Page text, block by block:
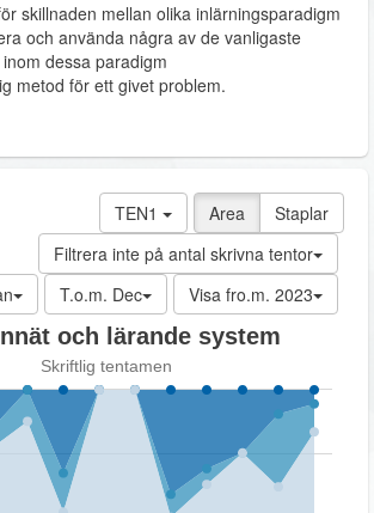
skillnaden mellan olika inlärningsparadigm
och använda några av de vanligaste
dessa paradigm
metod för ett givet problem.
Area Staplar
TEN1
Filtrera inte på antal skrivna tentor
Visa fro.m. 2023
T.o.m. Dec
och lärande system
Skriftlig tentamen